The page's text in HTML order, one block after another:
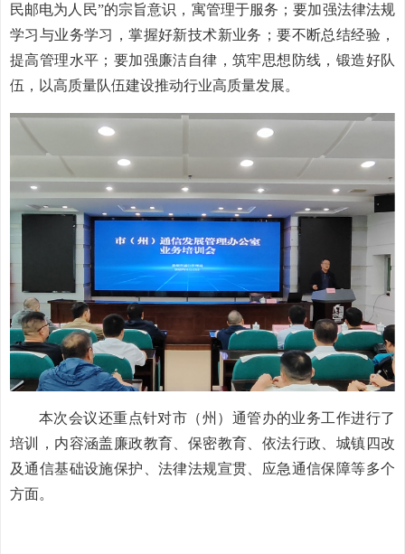
民邮电为人民”的宗旨意识，寓管理于服务；要加强法律法规
学习与业务学习，掌握好新技术新业务；要不断总结经验，
提高管理水平；要加强廉洁自律，筑牢思想防线，锻造好队
伍，以高质量队伍建设推动行业高质量发展。
本次会议还重点针对市（州）通管办的业务工作进行了
培训，内容涵盖廉政教育、保密教育、依法行政、城镇四改
及通信基础设施保护、法律法规宣贯、应急通信保障等多个
方面。